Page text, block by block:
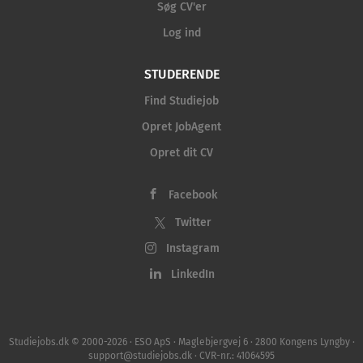
at udvikle ens formidlingsevner....
Søg CV'er
Log ind
STUDERENDE
Find Studiejob
Opret JobAgent
Opret dit CV
Facebook
Twitter
Instagram
LinkedIn
Studiejobs.dk © 2000-2026 · ESO ApS · Maglebjergvej 6 · 2800 Kongens Lyngby ·
support@studiejobs.dk · CVR-nr.: 41064595